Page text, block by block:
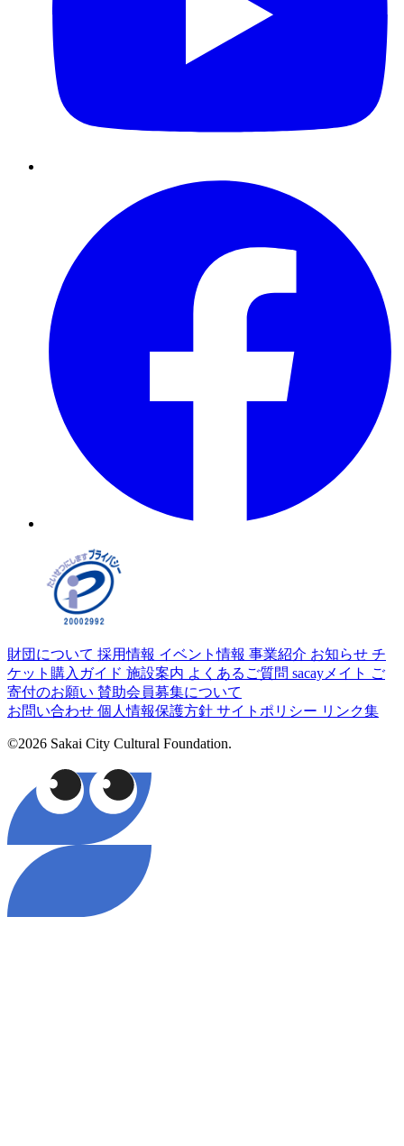
財団について 採用情報 イベント情報 事業紹介 お知らせ チ
ケット購入ガイド 施設案内 よくあるご質問 sacayメイト ご
寄付のお願い 賛助会員募集について
お問い合わせ 個人情報保護方針 サイトポリシー リンク集
©2026 Sakai City Cultural Foundation.